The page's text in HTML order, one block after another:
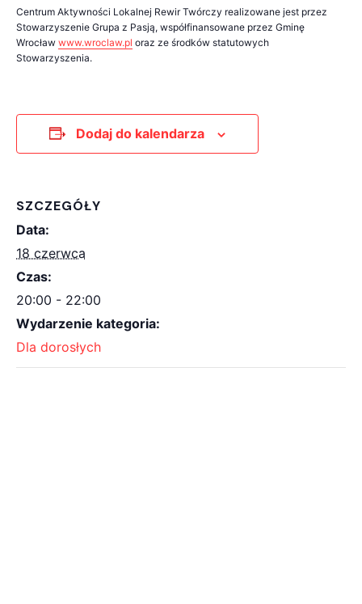
Centrum Aktywności Lokalnej Rewir Twórczy realizowane jest przez
Stowarzyszenie Grupa z Pasją, współfinansowane przez Gminę
Wrocław www.wroclaw.pl oraz ze środków statutowych
Stowarzyszenia.
Dodaj do kalendarza
SZCZEGÓŁY
Data:
18 czerwca
Czas:
20:00 - 22:00
Wydarzenie kategoria:
Dla dorosłych